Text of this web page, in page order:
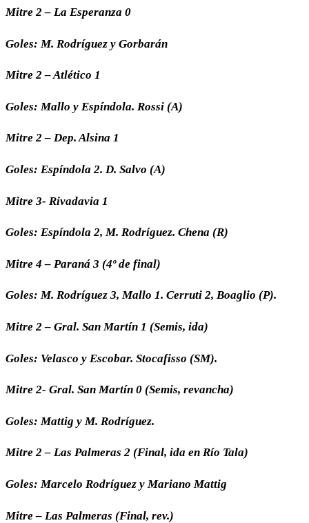
Mitre 2 – La Esperanza 0
Goles: M. Rodríguez y Gorbarán
Mitre 2 – Atlético 1
Goles: Mallo y Espíndola. Rossi (A)
Mitre 2 – Dep. Alsina 1
Goles: Espíndola 2. D. Salvo (A)
Mitre 3- Rivadavia 1
Goles: Espíndola 2, M. Rodríguez. Chena (R)
Mitre 4 – Paraná 3 (4º de final)
Goles: M. Rodríguez 3, Mallo 1. Cerruti 2, Boaglio (P).
Mitre 2 – Gral. San Martín 1 (Semis, ida)
Goles: Velasco y Escobar. Stocafisso (SM).
Mitre 2- Gral. San Martín 0 (Semis, revancha)
Goles: Mattig y M. Rodríguez.
Mitre 2 – Las Palmeras 2 (Final, ida en Río Tala)
Goles: Marcelo Rodríguez y Mariano Mattig
Mitre – Las Palmeras (Final, rev.)